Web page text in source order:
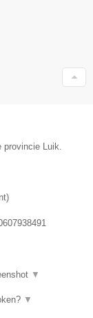
provincie Luik.
)
▼
▼